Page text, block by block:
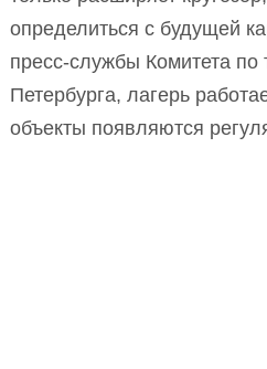
определиться с будущей
пресс-службы Комитета по
Петербурга, лагерь
объекты появляются